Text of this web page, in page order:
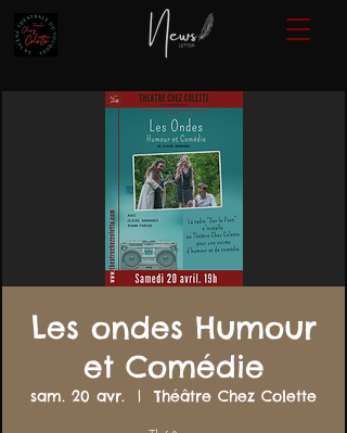
Les ondes Humour
et Comédie
sam. 20 avr.
  |
Théâtre Chez Colette